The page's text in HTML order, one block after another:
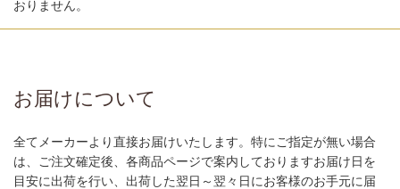
おりません。
お届けについて
全てメーカーより直接お届けいたします。特にご指定が無い場合
は、ご注文確定後、各商品ページで案内しておりますお届け日を
目安に出荷を行い、出荷した翌日～翌々日にお客様のお手元に届